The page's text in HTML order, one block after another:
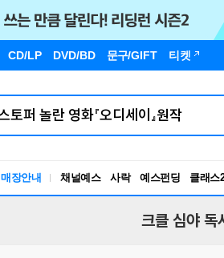
CD/LP DVD/BD 문구/GIFT 티켓
매장안내 채널예스 사락 예스펀딩 클래스
크클 심야 독